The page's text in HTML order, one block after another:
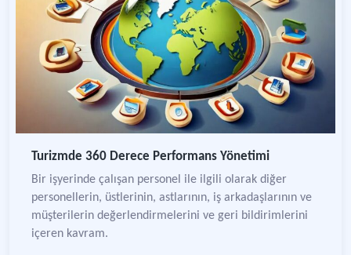
Turizmde 360 Derece Performans Yönetimi
Bir işyerinde çalışan personel ile ilgili olarak diğer
personellerin, üstlerinin, astlarının, iş arkadaşlarının ve
müşterilerin değerlendirmelerini ve geri bildirimlerini
içeren kavram.